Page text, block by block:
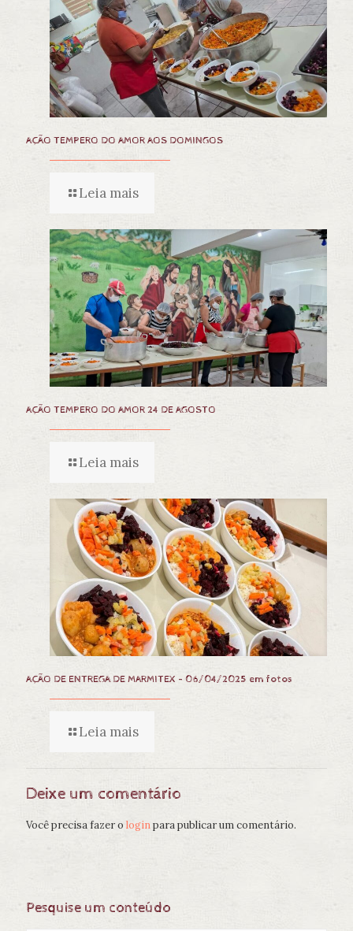
AÇÃO TEMPERO DO AMOR AOS DOMINGOS
Leia mais
AÇÃO TEMPERO DO AMOR 24 DE AGOSTO
Leia mais
AÇÃO DE ENTREGA DE MARMITEX – 06/04/2025 em fotos
Leia mais
Deixe um comentário
Você precisa fazer o loginpara publicar um comentário.
Pesquise um conteúdo